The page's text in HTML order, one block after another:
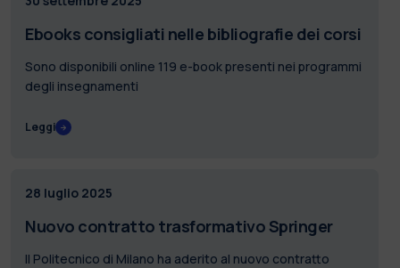
Ebooks consigliati nelle bibliografie dei corsi
Sono disponibili online 119 e-book presenti nei programmi
degli insegnamenti
Leggi
28 luglio 2025
Nuovo contratto trasformativo Springer
Il Politecnico di Milano ha aderito al nuovo contratto